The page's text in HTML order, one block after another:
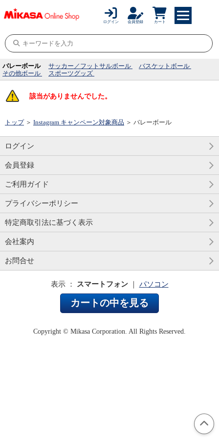
ログイン 会員登録 カート
バレーボール サッカー／フットサルボール
バスケットボール
その他ボール
スポーツグッズ
該当がありませんでした。
トップ ＞ Instagram キャンペーン対象商品 ＞ バレーボール
ログイン
会員登録
ご利用ガイド
プライバシーポリシー
特定商取引法に基づく表示
会社案内
お問合せ
表示 ： スマートフォン｜ パソコン
カートの中を見る
Copyright © Mikasa Corporation. All Rights Reserved.